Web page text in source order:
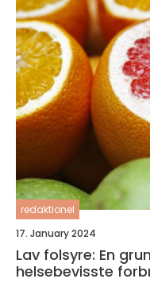
redaktionel
17. January 2024
Lav folsyre: En
helsebevisste